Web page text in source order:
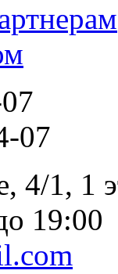
07
4/1, 1
19:00